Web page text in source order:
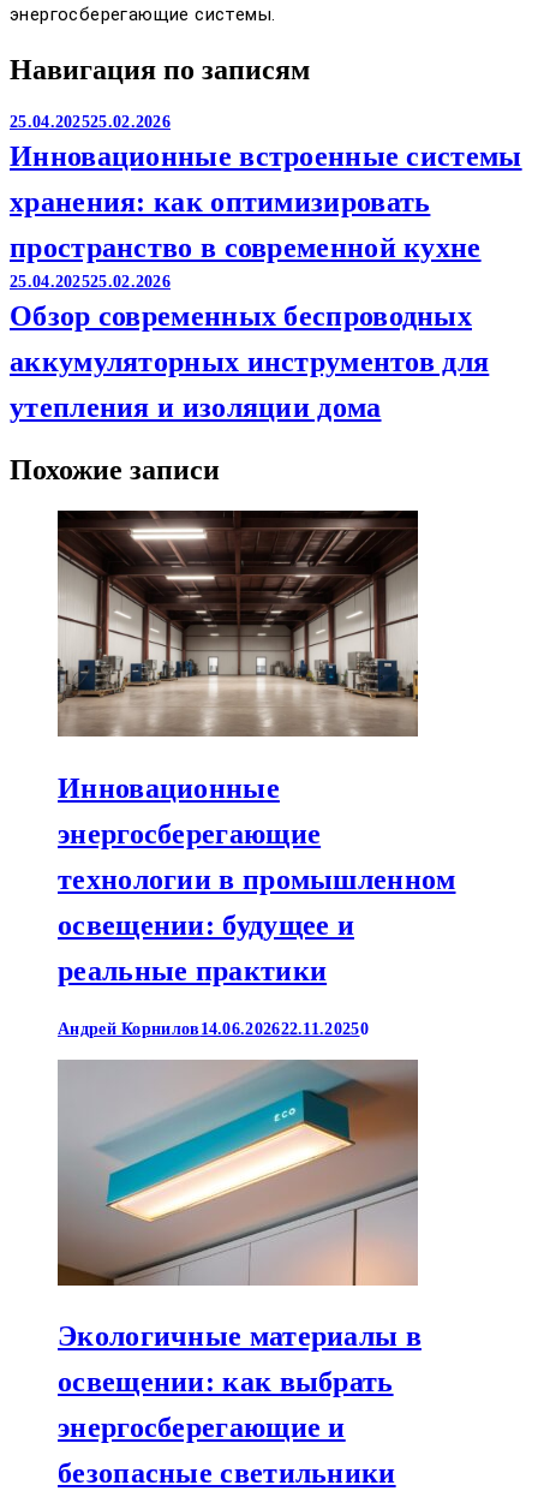
энергосберегающие системы.
Навигация по записям
25.04.202525.02.2026
Инновационные встроенные системы
хранения: как оптимизировать
пространство в современной кухне
25.04.202525.02.2026
Обзор современных беспроводных
аккумуляторных инструментов для
утепления и изоляции дома
Похожие записи
Инновационные
энергосберегающие
технологии в промышленном
освещении: будущее и
реальные практики
Андрей Корнилов 14.06.202622.11.20250
Экологичные материалы в
освещении: как выбрать
энергосберегающие и
безопасные светильники